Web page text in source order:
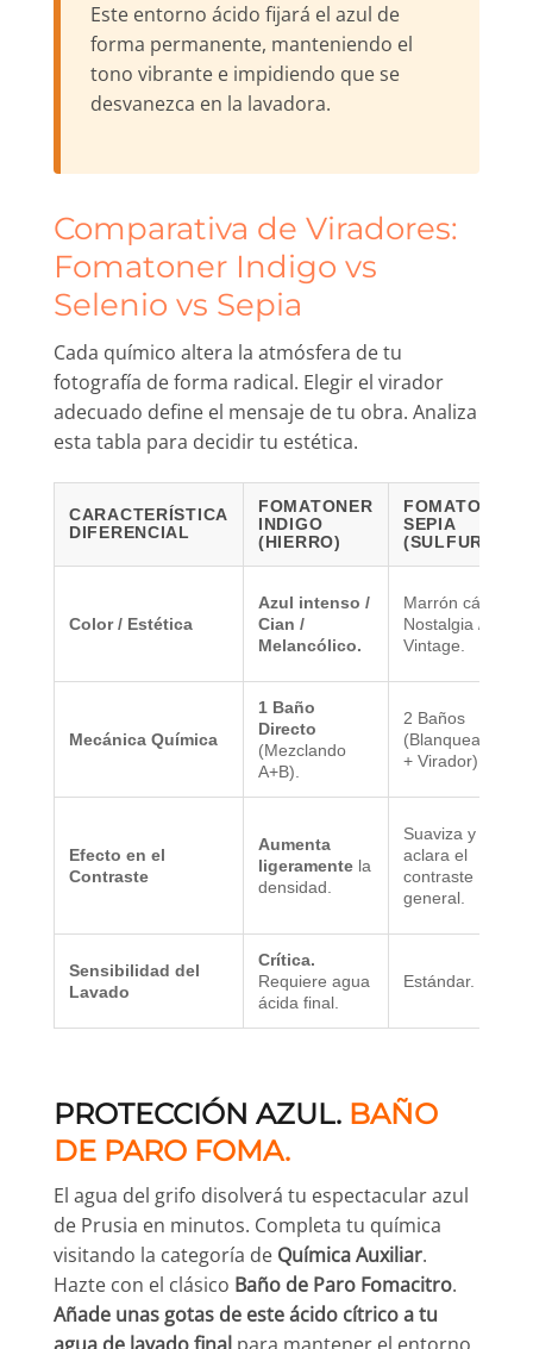
Este entorno ácido fijará el azul de
forma permanente, manteniendo el
tono vibrante e impidiendo que se
desvanezca en la lavadora.
Comparativa de Viradores:
Fomatoner Indigo vs
Selenio vs Sepia
Cada químico altera la atmósfera de tu
fotografía de forma radical. Elegir el virador
adecuado define el mensaje de tu obra. Analiza
esta tabla para decidir tu estética.
CARACTERÍSTICA
DIFERENCIAL
FOMATONER
INDIGO
(HIERRO)
FOMATONER
SEPIA
(SULFURO)
Color / Estética
Azul intenso /
Cian /
Melancólico.
Marrón cálido /
Nostalgia /
Vintage.
Mecánica Química
1 Baño
Directo
(Mezclando
A+B).
2 Baños
(Blanqueador
+ Virador).
Efecto en el
Contraste
Aumenta
ligeramente la
densidad.
Suaviza y
aclara el
contraste
general.
Sensibilidad del
Lavado
Crítica.
Requiere agua
ácida final.
Estándar.
PROTECCIÓN AZUL. BAÑO
DE PARO FOMA.
El agua del grifo disolverá tu espectacular azul
de Prusia en minutos. Completa tu química
visitando la categoría de Química Auxiliar.
Hazte con el clásico Baño de Paro Fomacitro.
Añade unas gotas de este ácido cítrico a tu